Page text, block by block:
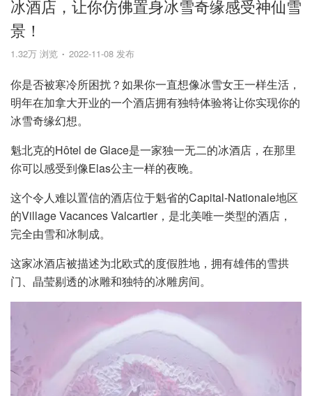
冰酒店，让你仿佛置身冰雪奇缘感受神仙雪
景！
1.32万 浏览 2022-11-08 发布
你是否被寒冷所困扰？如果你一直想像冰雪女王一样生活，
明年在加拿大开业的一个酒店拥有独特体验将让你实现你的
冰雪奇缘幻想。
魁北克的Hôtel de Glace是一家独一无二的冰酒店，在那里
你可以感受到像Elas公主一样的夜晚。
这个令人难以置信的酒店位于魁省的Capital-Nationale地区
的Village Vacances Valcartier，是北美唯一类型的酒店，
完全由雪和冰制成。
这家冰酒店被描述为北欧式的度假胜地，拥有雄伟的雪拱
门、晶莹剔透的冰雕和独特的冰雕房间。